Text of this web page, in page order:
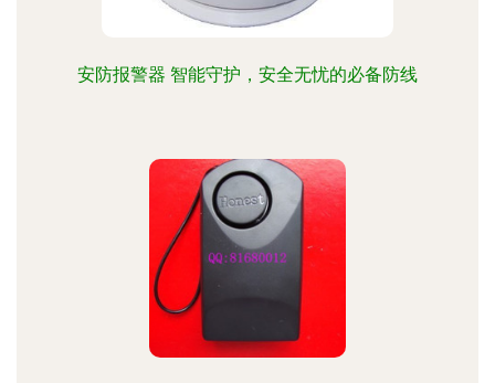
安防报警器 智能守护，安全无忧的必备防线